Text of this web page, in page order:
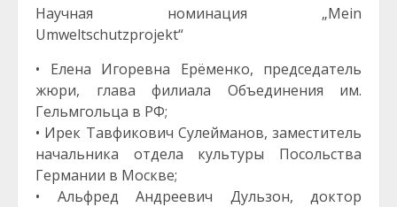
Научная номинация „Mein
Umweltschutzprojekt“
• Елена Игоревна Ерёменко, председатель
жюри, глава филиала Объединения им.
Гельмгольца в РФ;
• Ирек Тавфикович Сулейманов, заместитель
начальника отдела культуры Посольства
Германии в Москве;
• Альфред Андреевич Дульзон, доктор